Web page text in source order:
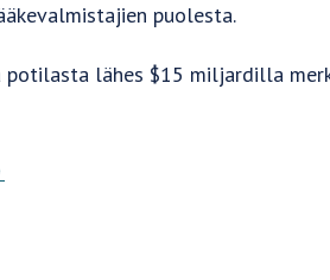
puolesta.
lähes $15 miljardilla